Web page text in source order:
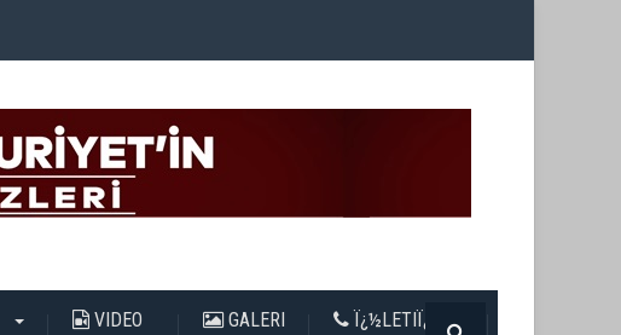
VIDEO GALERI Ï¿½LETIÏ¿½IM